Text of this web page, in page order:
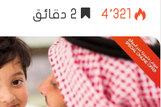
4٬321